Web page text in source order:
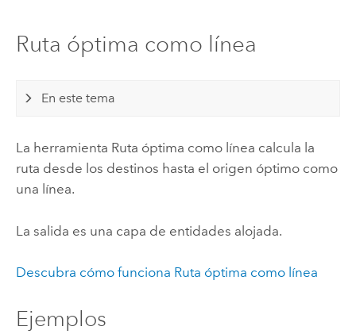
Ruta óptima como línea
En este tema
La herramienta Ruta óptima como línea calcula la
ruta desde los destinos hasta el origen óptimo como
una línea.
La salida es una capa de entidades alojada.
Descubra cómo funciona Ruta óptima como línea
Ejemplos